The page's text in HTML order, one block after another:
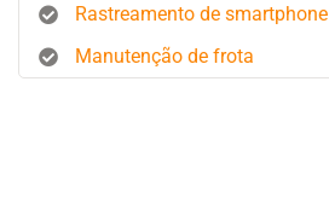
Rastreamento de smartphone
Manutenção de frota